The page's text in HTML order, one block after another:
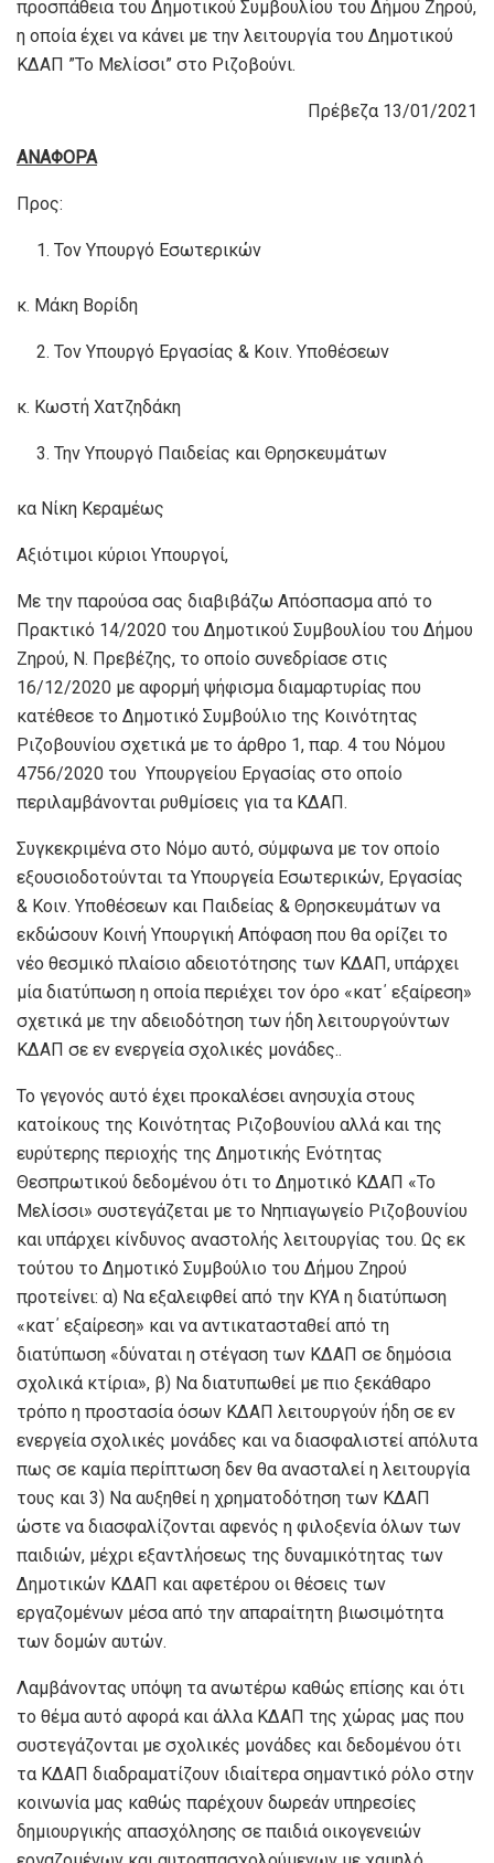
προσπάθεια του Δημοτικού Συμβουλίου του Δήμου Ζηρού,
η οποία έχει να κάνει με την λειτουργία του Δημοτικού
ΚΔΑΠ ”Το Μελίσσι” στο Ριζοβούνι.
Πρέβεζα 13/01/2021
ΑΝΑΦΟΡΑ
Προς:
Τον Υπουργό Εσωτερικών
κ. Μάκη Βορίδη
Τον Υπουργό Εργασίας & Κοιν. Υποθέσεων
κ. Κωστή Χατζηδάκη
Την Υπουργό Παιδείας και Θρησκευμάτων
κα Νίκη Κεραμέως
Αξιότιμοι κύριοι Υπουργοί,
Με την παρούσα σας διαβιβάζω Απόσπασμα από το
Πρακτικό 14/2020 του Δημοτικού Συμβουλίου του Δήμου
Ζηρού, Ν. Πρεβέζης, το οποίο συνεδρίασε στις
16/12/2020 με αφορμή ψήφισμα διαμαρτυρίας που
κατέθεσε το Δημοτικό Συμβούλιο της Κοινότητας
Ριζοβουνίου σχετικά με το άρθρο 1, παρ. 4 του Νόμου
4756/2020 του Υπουργείου Εργασίας στο οποίο
περιλαμβάνονται ρυθμίσεις για τα ΚΔΑΠ.
Συγκεκριμένα στο Νόμο αυτό, σύμφωνα με τον οποίο
εξουσιοδοτούνται τα Υπουργεία Εσωτερικών, Εργασίας
& Κοιν. Υποθέσεων και Παιδείας & Θρησκευμάτων να
εκδώσουν Κοινή Υπουργική Απόφαση που θα ορίζει το
νέο θεσμικό πλαίσιο αδειοτότησης των ΚΔΑΠ, υπάρχει
μία διατύπωση η οποία περιέχει τον όρο «κατ΄ εξαίρεση»
σχετικά με την αδειοδότηση των ήδη λειτουργούντων
ΚΔΑΠ σε εν ενεργεία σχολικές μονάδες..
Το γεγονός αυτό έχει προκαλέσει ανησυχία στους
κατοίκους της Κοινότητας Ριζοβουνίου αλλά και της
ευρύτερης περιοχής της Δημοτικής Ενότητας
Θεσπρωτικού δεδομένου ότι το Δημοτικό ΚΔΑΠ «Το
Μελίσσι» συστεγάζεται με το Νηπιαγωγείο Ριζοβουνίου
και υπάρχει κίνδυνος αναστολής λειτουργίας του. Ως εκ
τούτου το Δημοτικό Συμβούλιο του Δήμου Ζηρού
προτείνει: α) Να εξαλειφθεί από την ΚΥΑ η διατύπωση
«κατ΄ εξαίρεση» και να αντικατασταθεί από τη
διατύπωση «δύναται η στέγαση των ΚΔΑΠ σε δημόσια
σχολικά κτίρια», β) Να διατυπωθεί με πιο ξεκάθαρο
τρόπο η προστασία όσων ΚΔΑΠ λειτουργούν ήδη σε εν
ενεργεία σχολικές μονάδες και να διασφαλιστεί απόλυτα
πως σε καμία περίπτωση δεν θα ανασταλεί η λειτουργία
τους και 3) Να αυξηθεί η χρηματοδότηση των ΚΔΑΠ
ώστε να διασφαλίζονται αφενός η φιλοξενία όλων των
παιδιών, μέχρι εξαντλήσεως της δυναμικότητας των
Δημοτικών ΚΔΑΠ και αφετέρου οι θέσεις των
εργαζομένων μέσα από την απαραίτητη βιωσιμότητα
των δομών αυτών.
Λαμβάνοντας υπόψη τα ανωτέρω καθώς επίσης και ότι
το θέμα αυτό αφορά και άλλα ΚΔΑΠ της χώρας μας που
συστεγάζονται με σχολικές μονάδες και δεδομένου ότι
τα ΚΔΑΠ διαδραματίζουν ιδιαίτερα σημαντικό ρόλο στην
κοινωνία μας καθώς παρέχουν δωρεάν υπηρεσίες
δημιουργικής απασχόλησης σε παιδιά οικογενειών